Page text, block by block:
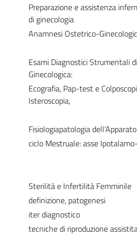
Preparazione e assistenza
di ginecologia
Anamnesi Ostetrico-
Esami Diagnostici Strumentali
Ginecologica:
Ecografia, Pap-test e
Isteroscopia,
Fisiologiapatologia
ciclo Mestruale: asse
Sterilità e Infertilità Femminile
definizione, patogenesi
iter diagnostico
tecniche di riproduzione